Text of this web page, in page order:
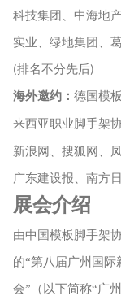
科技集团、中海地
实业、绿地集团、
(排名不分先后)
海外邀约： 德国模
来西亚职业脚手架
新浪网、搜狐网、
广东建设报、南方
展会介绍
由中国模板脚手架
的“第八届广州国际
会”（以下简称“广